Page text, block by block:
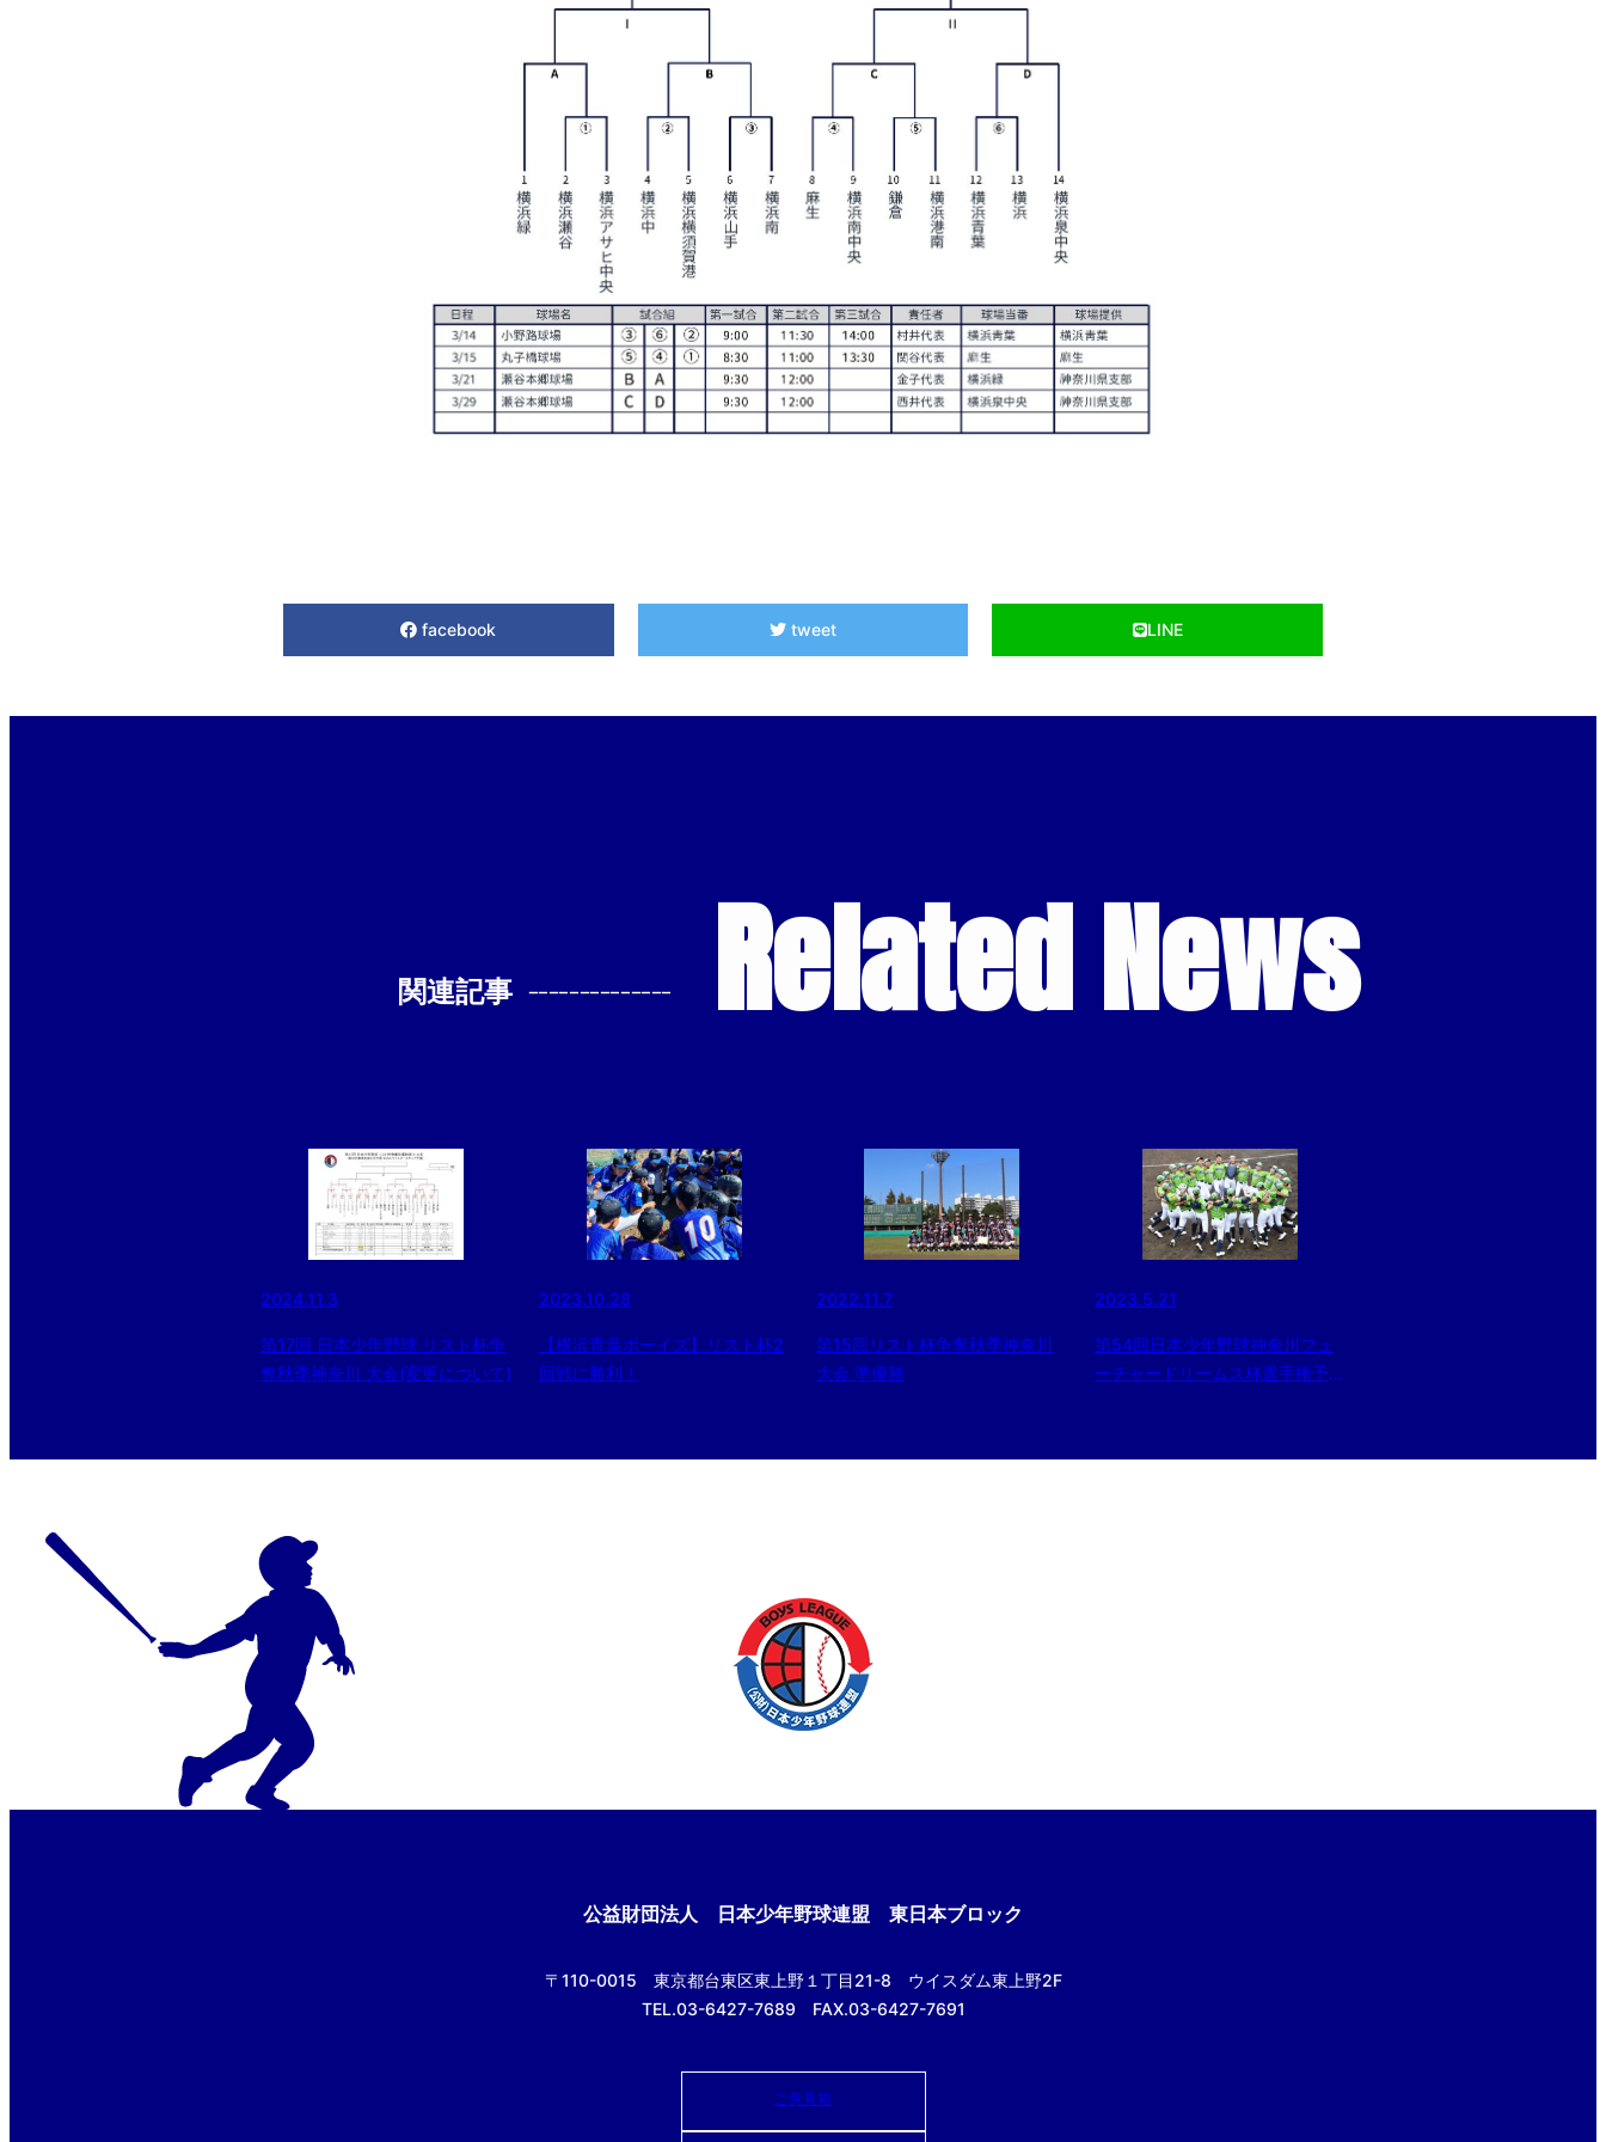
facebook tweet LINE
関連記事 -------------- Related News
2024.11.3
第17回 日本少年野球 リスト杯争
奪秋季神奈川 大会(変更について)
2023.10.28
【横浜青葉ボーイズ】リスト杯2
回戦に勝利！
2022.11.7
第15回リスト杯争奪秋季神奈川
大会 準優勝
2023.5.21
第54回日本少年野球神奈川フュ
ーチャードリームス杯選手権予
公益財団法人 日本少年野球連盟 東日本ブロック
〒110-0015 東京都台東区東上野１丁目21-8 ウイスダム東上野2F
TEL.03-6427-7689 FAX.03-6427-7691
ご意見箱